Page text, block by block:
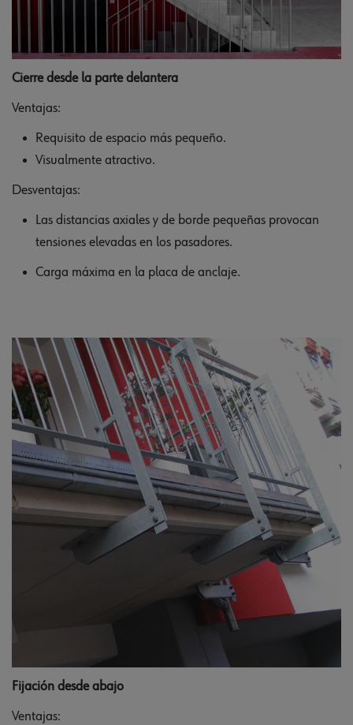
Cierre desde la parte delantera
Ventajas:
Requisito de espacio más pequeño.
Visualmente atractivo.
Desventajas:
Las distancias axiales y de borde pequeñas provocan
tensiones elevadas en los pasadores.
Carga máxima en la placa de anclaje.
Fijación desde abajo
Ventajas: